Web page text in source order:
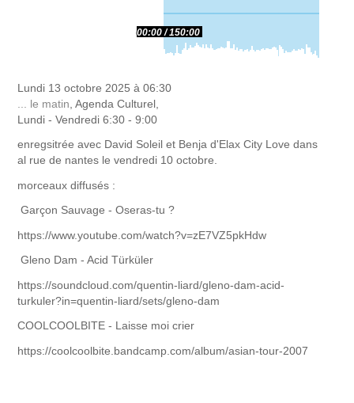
00:00 150:00
Lundi 13 octobre 2025 à 06:30
... le matin , Agenda Culturel,
Lundi - Vendredi 6:30 - 9:00
enregsitrée avec David Soleil et Benja d'Elax City Love dans
al rue de nantes le vendredi 10 octobre.
morceaux diffusés :
Garçon Sauvage - Oseras-tu ?
https://www.youtube.com/watch?v=zE7VZ5pkHdw
Gleno Dam - Acid Türküler
https://soundcloud.com/quentin-liard/gleno-dam-acid-
turkuler?in=quentin-liard/sets/gleno-dam
COOLCOOLBITE - Laisse moi crier
https://coolcoolbite.bandcamp.com/album/asian-tour-2007